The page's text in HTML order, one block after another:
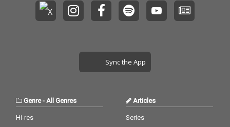
Sync the App
Genre-All Genres
Hi-res
Articles
Series